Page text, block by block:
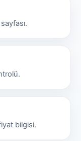
bilgisi.